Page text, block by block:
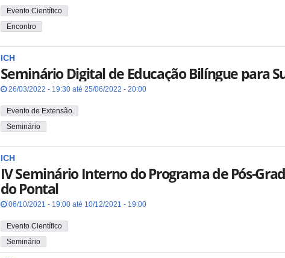
Evento Científico
Encontro
ICH
Seminário Digital de Educação Bilíngue para
26/03/2022 - 19:30 até 25/06/2022 - 20:00
Evento de Extensão
Seminário
ICH
IV Seminário Interno do Programa de Pós-
do Pontal
06/10/2021 - 19:00 até 10/12/2021 - 19:00
Evento Científico
Seminário